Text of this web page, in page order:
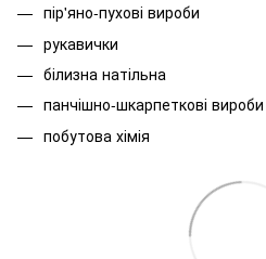
пір'яно-пухові вироби
рукавички
білизна натільна
панчішно-шкарпеткові вироби
побутова хімія